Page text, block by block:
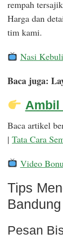
rempah
Harga dan
tim kami.
Nasi
Baca juga:
Ambil
Baca artikel
| Tata Cara
Video
Tips
Pesan